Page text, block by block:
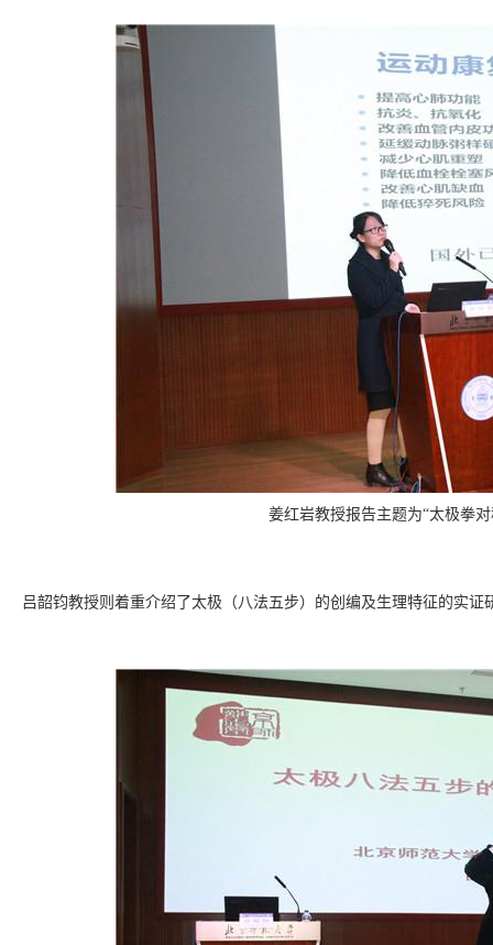
姜红岩教授报告主题为“太极拳
吕韶钧教授则着重介绍了太极（八法五步）的创编及生理特征的实证